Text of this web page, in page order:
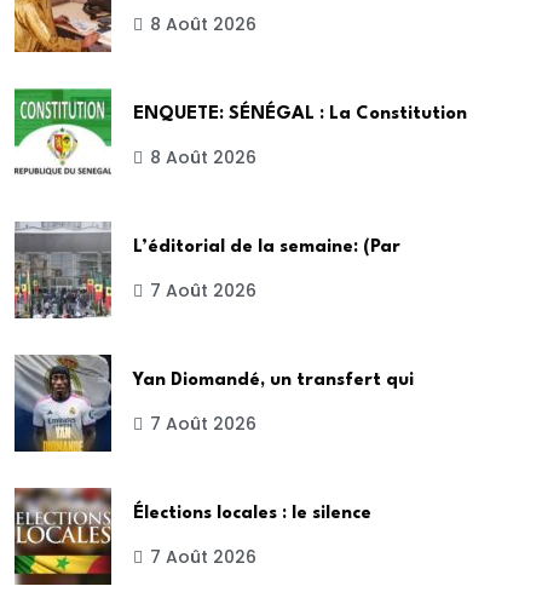
8 Août 2026
ENQUETE: SÉNÉGAL : La Constitution
8 Août 2026
L’éditorial de la semaine: (Par
7 Août 2026
Yan Diomandé, un transfert qui
7 Août 2026
Élections locales : le silence
7 Août 2026